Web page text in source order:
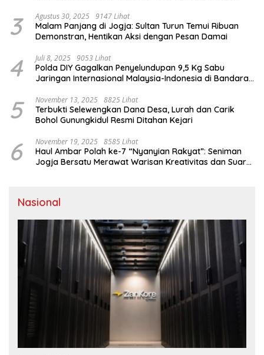
3 Agustus 30, 2025 9147 Lihat
Malam Panjang di Jogja: Sultan Turun Temui Ribuan
Demonstran, Hentikan Aksi dengan Pesan Damai
4 Juli 8, 2025 9053 Lihat
Polda DIY Gagalkan Penyelundupan 9,5 Kg Sabu
Jaringan Internasional Malaysia-Indonesia di Bandara
5 November 13, 2025 8825 Lihat
Terbukti Selewengkan Dana Desa, Lurah dan Carik
Bohol Gunungkidul Resmi Ditahan Kejari
6 November 19, 2025 8585 Lihat
Haul Ambar Polah ke-7 “Nyanyian Rakyat”: Seniman
Jogja Bersatu Merawat Warisan Kreativitas dan Suara
Nasional